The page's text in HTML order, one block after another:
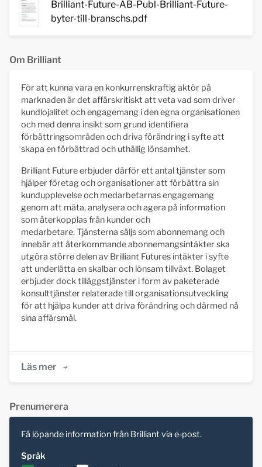
Brilliant-Future-AB-Publ-Brilliant-Future-
byter-till-branschs.pdf
Om Brilliant
För att kunna vara en konkurrenskraftig aktör på
marknaden är det affärskritiskt att veta vad som driver
kundlojalitet och engagemang i den egna organisationen
och med denna insikt som grund identifiera
förbättringsområden och driva förändring i syfte att
skapa en förbättrad och uthållig lönsamhet.
Brilliant Future erbjuder därför ett antal tjänster som
hjälper företag och organisationer att förbättra sin
kundupplevelse och medarbetarnas engagemang
genom att mäta, analysera och agera på information
som återkopplas från kunder och
medarbetare. Tjänsterna säljs som abonnemang och
innebär att återkommande abonnemangsintäkter ska
utgöra större delen av Brilliant Futures intäkter i syfte
att underlätta en skalbar och lönsam tillväxt. Bolaget
erbjuder dock tilläggstjänster i form av paketerade
konsulttjänster relaterade till organisationsutveckling
för att hjälpa kunder att driva förändring och därmed nå
sina affärsmål.
Läs mer
Prenumerera
Få löpande information från Brilliant via e-post.
Språk